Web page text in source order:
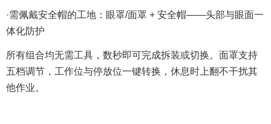
·需佩戴安全帽的工地：眼罩/面罩 + 安全帽——头部与眼面一
体化防护
所有组合均无需工具，数秒即可完成拆装或切换。面罩支持
五档调节，工作位与停放位一键转换，休息时上翻不干扰其
他作业。